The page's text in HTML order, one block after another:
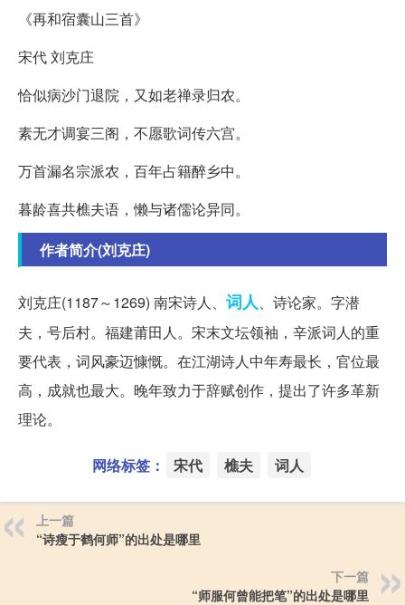
《再和宿囊山三首》
宋代 刘克庄
恰似病沙门退院，又如老禅录归农。
素无才调宴三阁，不愿歌词传六宫。
万首漏名宗派农，百年占籍醉乡中。
暮龄喜共樵夫语，懒与诸儒论异同。
作者简介(刘克庄)
刘克庄(1187～1269) 南宋诗人、 词人、诗论家。字潜
夫，号后村。福建莆田人。宋末文坛领袖，辛派词人的重
要代表，词风豪迈慷慨。在江湖诗人中年寿最长，官位最
高，成就也最大。晚年致力于辞赋创作，提出了许多革新
理论。
网络标签： 宋代 樵夫 词人
上一篇
“诗瘦于鹤何师”的出处是哪里
下一篇
“师服何曾能把笔”的出处是哪里